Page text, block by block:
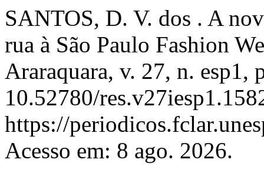
SANTOS, D. V. dos . A
rua à São Paulo Fashion
Araraquara, v. 27, n. esp1,
10.52780/
https://
Acesso em: 8 ago. 2026.